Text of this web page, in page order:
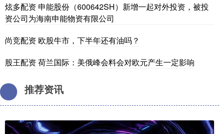
炫多配资 申能股份（600642SH）新增一起对外投资，被投
资公司为海南申能物资有限公司
尚竞配资 欧股牛市，下半年还有油吗？
股王配资 荷兰国际：美俄峰会料会对欧元产生一定影响
推荐资讯